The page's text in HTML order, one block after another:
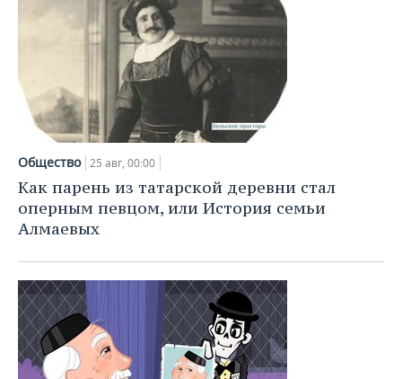
Общество 25 авг, 00:00
Как парень из татарской деревни стал
оперным певцом, или История семьи
Алмаевых